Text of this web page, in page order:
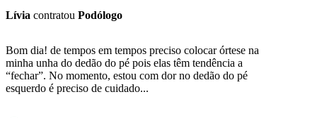
Lívia contratou Podólogo
Bom dia! de tempos em tempos preciso colocar órtese na
minha unha do dedão do pé pois elas têm tendência a
“fechar”. No momento, estou com dor no dedão do pé
esquerdo é preciso de cuidado...